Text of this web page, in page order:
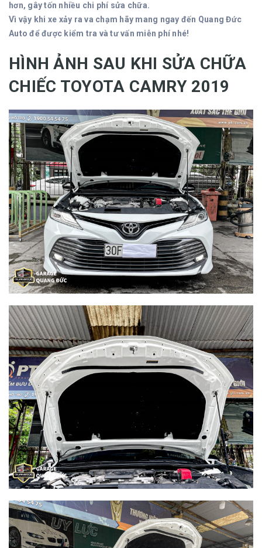
hơn, gây tốn nhiều chi phí sửa chữa.
Vì vậy khi xe xảy ra va chạm hãy mang ngay đến Quang Đức
Auto để được kiểm tra và tư vấn miễn phí nhé!
HÌNH ẢNH SAU KHI SỬA CHỮA
CHIẾC TOYOTA CAMRY 2019